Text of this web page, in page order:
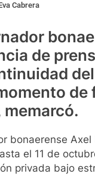
Cabrera
de
bonaerense
el 11 de
privada bajo